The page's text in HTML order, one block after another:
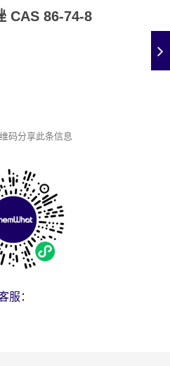
CAS 86-74-8
码分享此条信息
服：